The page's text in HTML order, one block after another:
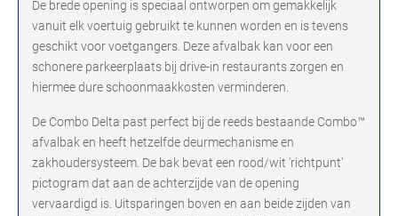
De brede opening is speciaal ontworpen om gemakkelijk
vanuit elk voertuig gebruikt te kunnen worden en is tevens
geschikt voor voetgangers. Deze afvalbak kan voor een
schonere parkeerplaats bij drive-in restaurants zorgen en
hiermee dure schoonmaakkosten verminderen.
De Combo Delta past perfect bij de reeds bestaande Combo™
afvalbak en heeft hetzelfde deurmechanisme en
zakhoudersysteem. De bak bevat een rood/wit 'richtpunt'
pictogram dat aan de achterzijde van de opening
vervaardigd is. Uitsparingen boven en aan beide zijden van